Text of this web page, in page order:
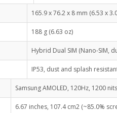
165.9 x 76.2 x 8 mm (6.53 x
188 g (6.63 oz)
Hybrid Dual SIM (Nano-SIM,
IP53, dust and splash
Samsung AMOLED, 120Hz, 1200
6.67 inches, 107.4 cm2 (~85.0%